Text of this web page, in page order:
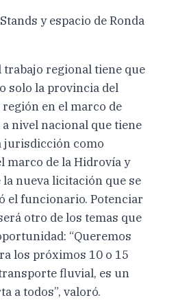
y espacio de Ronda
trabajo regional tiene que
solo la provincia del
región en el marco de
nivel nacional que tiene
jurisdicción como
marco de la Hidrovía y
nueva licitación que se
el funcionario. Potenciar
otro de los temas que
“Queremos
los próximos 10 o 15
fluvial, es un
a todos”, valoró.